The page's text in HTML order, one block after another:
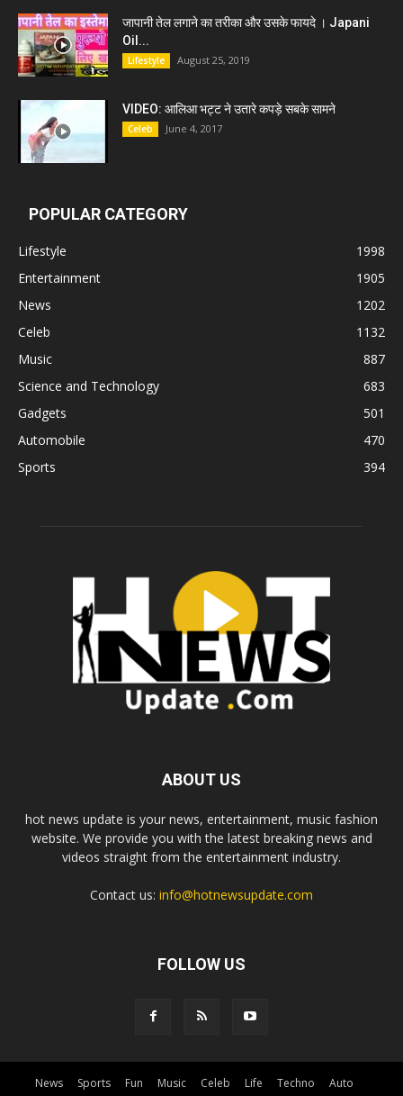
जापानी तेल लगाने का तरीका और उसके फायदे । Japani
Oil...
Lifestyle August 25, 2019
VIDEO: आलिआ भट्ट ने उतारे कपड़े सबके सामने
Celeb June 4, 2017
POPULAR CATEGORY
Lifestyle
1998
Entertainment
1905
News
1202
Celeb
1132
Music
887
Science and Technology
683
Gadgets
501
Automobile
470
Sports
394
ABOUT US
hot news update is your news, entertainment, music fashion
website. We provide you with the latest breaking news and
videos straight from the entertainment industry.
Contact us: info@hotnewsupdate.com
FOLLOW US
News Sports Fun Music Celeb Life Techno
Auto